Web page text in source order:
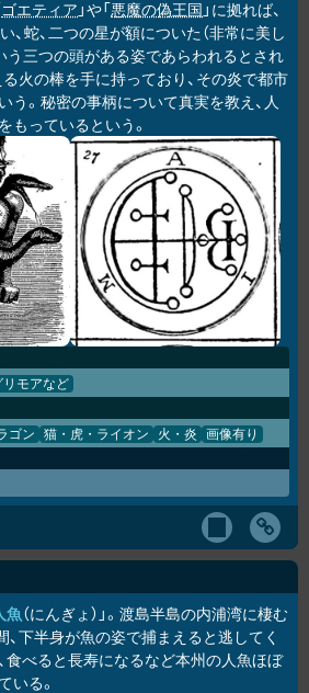
ゴエティア 」や「悪魔の偽王国 」に拠れば、
、蛇、二つの星が額についた（非常に美し
う三つの頭がある姿であらわれるとされ
る火の棒を手に持っており、その炎で都市
う。秘密の事柄について真実を教え、人
もっているという。
リモアなど
ゴン 猫・虎・ライオン 火・炎 画像有り
魚（にんぎょ）」。渡島半島の内浦湾に棲む
、下半身が魚の姿で捕まえると逃してく
食べると長寿になるなど本州の人魚ほぼ
いる。